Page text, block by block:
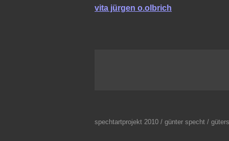
vita jürgen o.olbrich
spechtartprojekt 2010 / günter specht /